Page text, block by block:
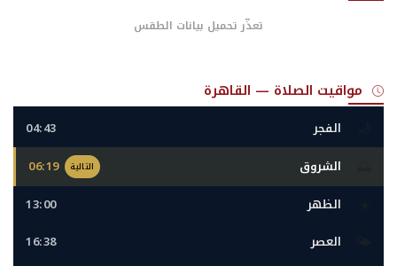
تعذّر تحميل بيانات الطقس
مواقيت الصلاة — القاهرة
الفجر 04:43
الشروق التالية 06:19
الظهر 13:00
العصر 16:38